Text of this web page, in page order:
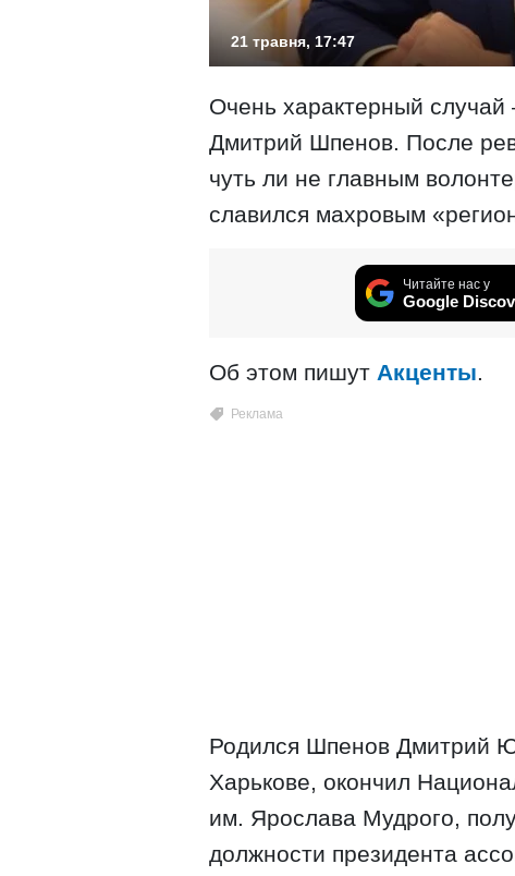
21 травня, 17:47
Очень характерный
Дмитрий Шпенов. После
чуть ли не главным
славился махровым
Читайте нас у
Google
Об этом пишут Акценты.
Родился Шпенов Дмитрий
Харькове, окончил
им. Ярослава Мудрого,
должности президента